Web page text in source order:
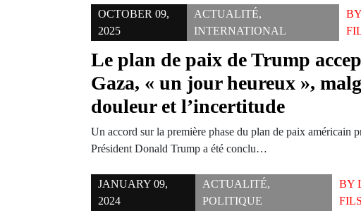
OCTOBER 09,
2025
ACTUALITÉ,
INTERNATIONAL
Le plan de paix de Trump
Gaza, « un jour heureux »,
douleur et l’incertitude
Un accord sur la première phase du plan de paix américain
Président Donald Trump a été conclu…
JANUARY 09,
2024
ACTUALITÉ,
POLITIQUE
BY
FILS